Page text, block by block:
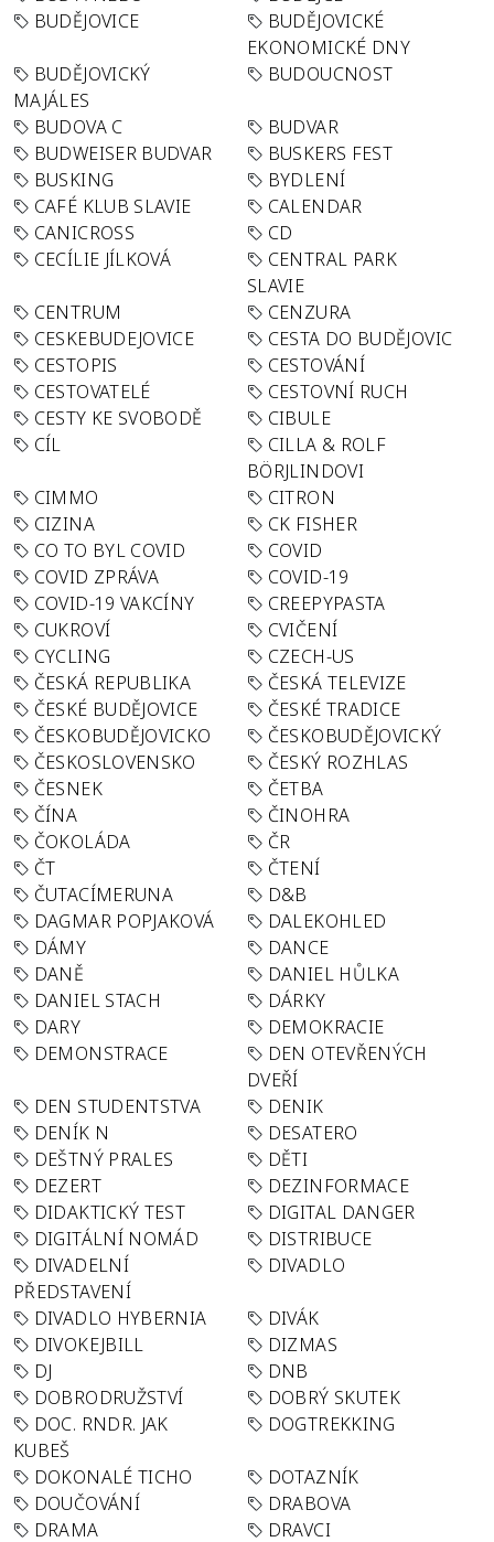
BUDĚJOVICE
BUDĚJOVICKÉ
EKONOMICKÉ DNY
BUDĚJOVICKÝ
MAJÁLES
BUDOUCNOST
BUDOVA C
BUDVAR
BUDWEISER BUDVAR
BUSKERS FEST
BUSKING
BYDLENÍ
CAFÉ KLUB SLAVIE
CALENDAR
CANICROSS
CD
CECÍLIE JÍLKOVÁ
CENTRAL PARK
SLAVIE
CENTRUM
CENZURA
CESKEBUDEJOVICE
CESTA DO BUDĚJOVIC
CESTOPIS
CESTOVÁNÍ
CESTOVATELÉ
CESTOVNÍ RUCH
CESTY KE SVOBODĚ
CIBULE
CÍL
CILLA & ROLF
BÖRJLINDOVI
CIMMO
CITRON
CIZINA
CK FISHER
CO TO BYL COVID
COVID
COVID ZPRÁVA
COVID-19
COVID-19 VAKCÍNY
CREEPYPASTA
CUKROVÍ
CVIČENÍ
CYCLING
CZECH-US
ČESKÁ REPUBLIKA
ČESKÁ TELEVIZE
ČESKÉ BUDĚJOVICE
ČESKÉ TRADICE
ČESKOBUDĚJOVICKO
ČESKOBUDĚJOVICKÝ
ČESKOSLOVENSKO
ČESKÝ ROZHLAS
ČESNEK
ČETBA
ČÍNA
ČINOHRA
ČOKOLÁDA
ČR
ČT
ČTENÍ
ČUTACÍMERUNA
D&B
DAGMAR POPJAKOVÁ
DALEKOHLED
DÁMY
DANCE
DANĚ
DANIEL HŮLKA
DANIEL STACH
DÁRKY
DARY
DEMOKRACIE
DEMONSTRACE
DEN OTEVŘENÝCH
DVEŘÍ
DEN STUDENTSTVA
DENIK
DENÍK N
DESATERO
DEŠTNÝ PRALES
DĚTI
DEZERT
DEZINFORMACE
DIDAKTICKÝ TEST
DIGITAL DANGER
DIGITÁLNÍ NOMÁD
DISTRIBUCE
DIVADELNÍ
PŘEDSTAVENÍ
DIVADLO
DIVADLO HYBERNIA
DIVÁK
DIVOKEJBILL
DIZMAS
DJ
DNB
DOBRODRUŽSTVÍ
DOBRÝ SKUTEK
DOC. RNDR. JAK
KUBEŠ
DOGTREKKING
DOKONALÉ TICHO
DOTAZNÍK
DOUČOVÁNÍ
DRABOVA
DRAMA
DRAVCI